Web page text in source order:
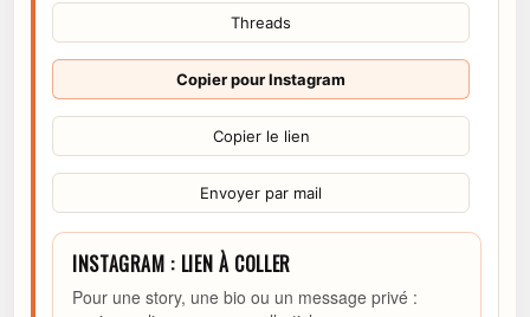
Threads
Copier pour Instagram
Copier le lien
Envoyer par mail
INSTAGRAM : LIEN À COLLER
Pour une story, une bio ou un message privé :